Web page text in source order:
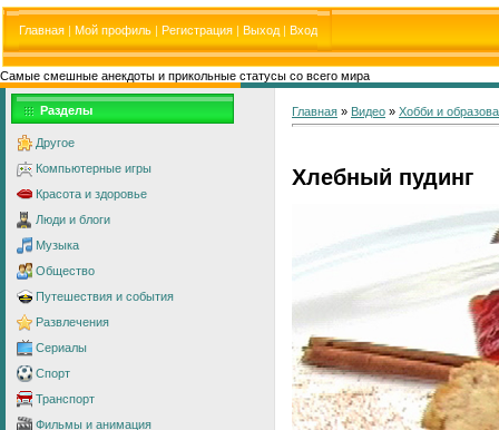
Главная | Мой профиль | Регистрация | Выход | Вход
Самые смешные анекдоты и прикольные статусы со всего мира
Разделы
Другое
Компьютерные игры
Красота и здоровье
Люди и блоги
Музыка
Общество
Путешествия и события
Развлечения
Сериалы
Спорт
Транспорт
Фильмы и анимация
Главная » Видео » Хобби и
Хлебный пудинг